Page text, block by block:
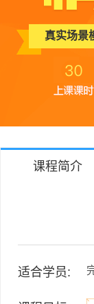
真实场景
课程简介
适合学员: